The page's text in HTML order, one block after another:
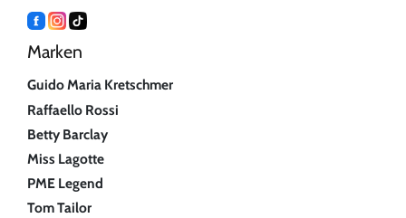
Marken
Guido Maria Kretschmer
Raffaello Rossi
Betty Barclay
Miss Lagotte
PME Legend
Tom Tailor